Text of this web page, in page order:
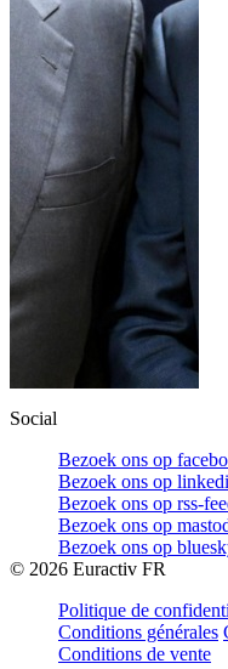
Social
Bezoek ons op
Bezoek ons op
Bezoek ons op rss-
Bezoek ons op
Bezoek ons op
© 2026 Euractiv FR
Politique de
Conditions générales
Conditions de vente